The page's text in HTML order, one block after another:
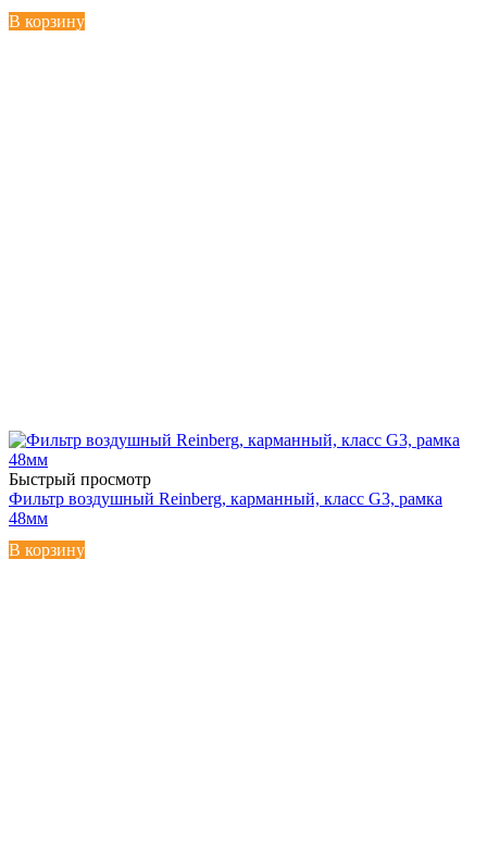
В корзину
Быстрый просмотр
Фильтр воздушный Reinberg, карманный, класс G3, рамка
48мм
В корзину